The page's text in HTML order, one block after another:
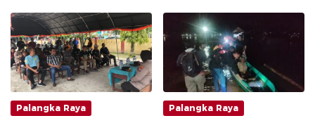
Palangka Raya Palangka Raya